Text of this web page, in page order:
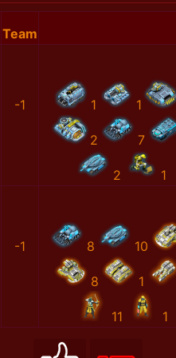
Team
-1 1 1
2 7
2 1
-1 8 10
8 1
11 1